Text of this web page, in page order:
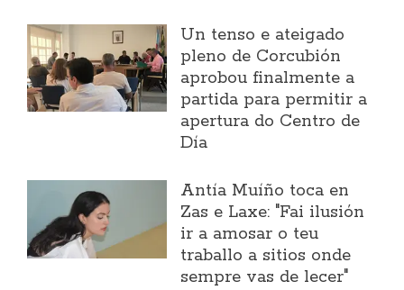
Un tenso e ateigado
pleno de Corcubión
aprobou finalmente a
partida para permitir a
apertura do Centro de
Día
Antía Muíño toca en
Zas e Laxe: "Fai ilusión
ir a amosar o teu
traballo a sitios onde
sempre vas de lecer"